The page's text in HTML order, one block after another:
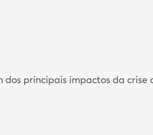
principais impactos da crise